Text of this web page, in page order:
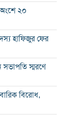
অংশে ২০
হাফিজুর ফের
সভাপতি স্মরণে
বিরোধ,